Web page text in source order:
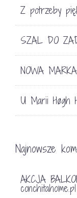
Z potrzeby
SZAL DO
NOWA
U Marii Høgh
Najnowsze
AKCJA
conchitahome.pl